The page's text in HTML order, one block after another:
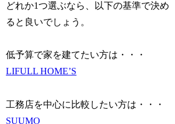
どれか1つ選ぶなら、以下の基準で決め
ると良いでしょう。
低予算で家を建てたい方は・・・
LIFULL HOME’S
工務店を中心に比較したい方は・・・
SUUMO